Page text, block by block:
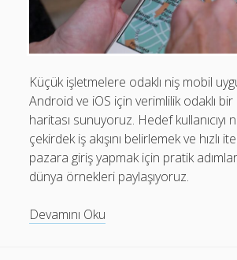
Mobil Uygulamalar Batarya Tasarrufu:
Rehberi
Eğitim
Finans
Fotoğraf & Video
Genel
iOS
Küçük işletmelere odaklı niş mobil
Android ve iOS için verimlilik odaklı
haritası sunuyoruz. Hedef kullanıcıyı
çekirdek iş akışını belirlemek ve hızlı
pazara giriş yapmak için pratik
dünya örnekleri paylaşıyoruz.
Devamını Oku